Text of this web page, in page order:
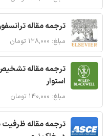
ترجمه مقاله
مبلغ: ۱۲۸,۰۰۰ تومان
ترجمه مقاله تشخیص
استوار
مبلغ: ۱۴۰,۰۰۰ تومان
ترجمه مقاله